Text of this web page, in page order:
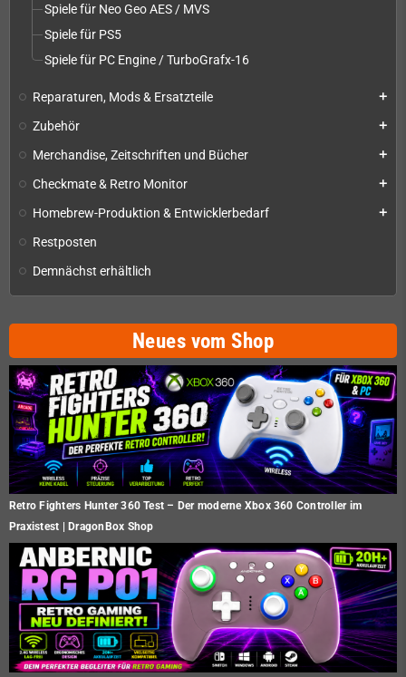
Spiele für Neo Geo AES / MVS
Spiele für PS5
Spiele für PC Engine / TurboGrafx-16
Reparaturen, Mods & Ersatzteile add
Zubehör add
Merchandise, Zeitschriften und Bücher add
Checkmate & Retro Monitor add
Homebrew-Produktion & Entwicklerbedarf add
Restposten
Demnächst erhältlich
Neues vom Shop
Retro Fighters Hunter 360 Test – Der moderne Xbox 360 Controller im
Praxistest | DragonBox Shop